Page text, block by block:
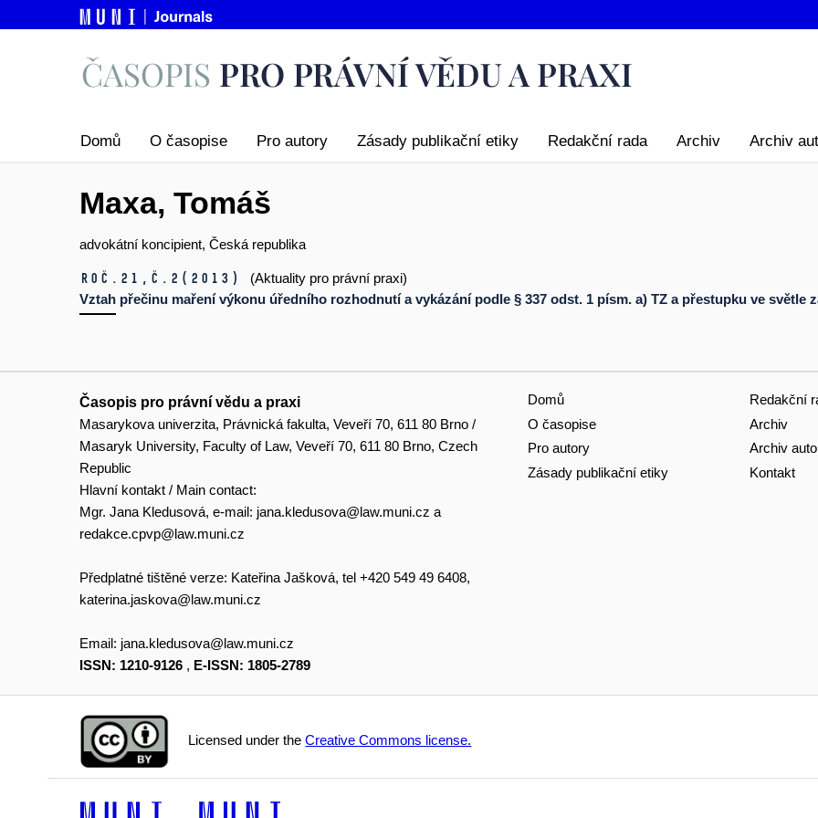
Domů O časopise Pro autory Zásady publikační etiky Redakční rada Archiv Archiv
Maxa, Tomáš
advokátní koncipient, Česká republika
Roč.21, č.2 (2013)
(Aktuality pro právní praxi)
Vztah přečinu maření výkonu úředního rozhodnutí a vykázání podle § 337 odst. 1 písm. a) TZ a přestupku ve světle
Časopis pro právní vědu a praxi
Masarykova univerzita, Právnická fakulta, Veveří 70, 611 80 Brno /
Masaryk University, Faculty of Law, Veveří 70, 611 80 Brno, Czech
Republic
Hlavní kontakt / Main contact:
Mgr. Jana Kledusová, e-mail: jana.kledusova@law.muni.cz a
redakce.cpvp@law.muni.cz
Předplatné tištěné verze: Kateřina Jašková, tel +420 549 49 6408,
katerina.jaskova@law.muni.cz
Email: jana.kledusova@law.muni.cz
ISSN: 1210-9126 , E-ISSN: 1805-2789
Domů
O časopise
Pro autory
Zásady publikační etiky
Redakční
Archiv
Archiv
Kontakt
Licensed under theCreative Commons license.